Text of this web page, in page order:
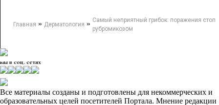
Главная » Дерматология » Самый неприятный грибок: поражения стоп
рубромикозом
мы в соц. сетях
Все материалы созданы и подготовлены для некоммерческих и
образовательных целей посетителей Портала. Мнение редакции